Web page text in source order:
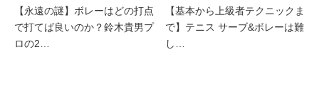
【永遠の謎】ボレーはどの打点
で打てば良いのか？鈴木貴男プ
ロの2…
【基本から上級者テクニックま
で】テニス サーブ&ボレーは難
し…